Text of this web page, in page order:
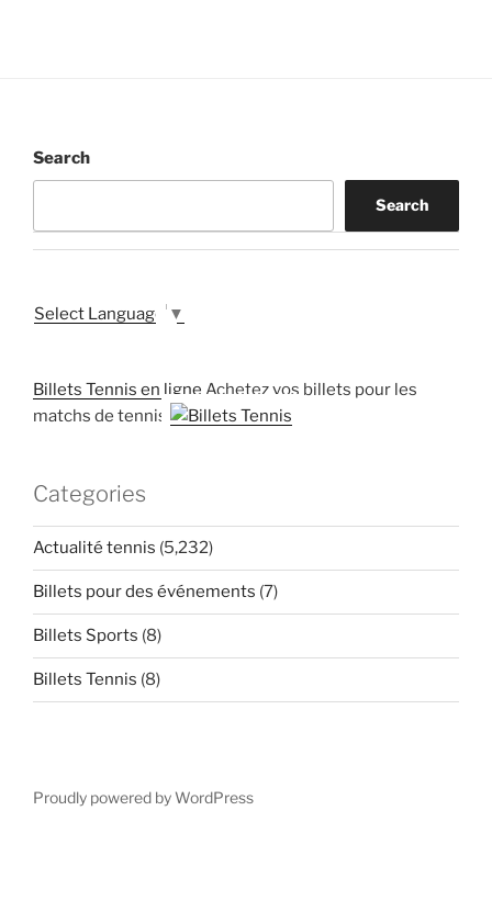
Search
Search
Select Language ▼
Billets Tennis en ligne Achetez vos billets pour les
matchs de tennis
Categories
Actualité tennis (5,232)
Billets pour des événements (7)
Billets Sports (8)
Billets Tennis (8)
Proudly powered by WordPress